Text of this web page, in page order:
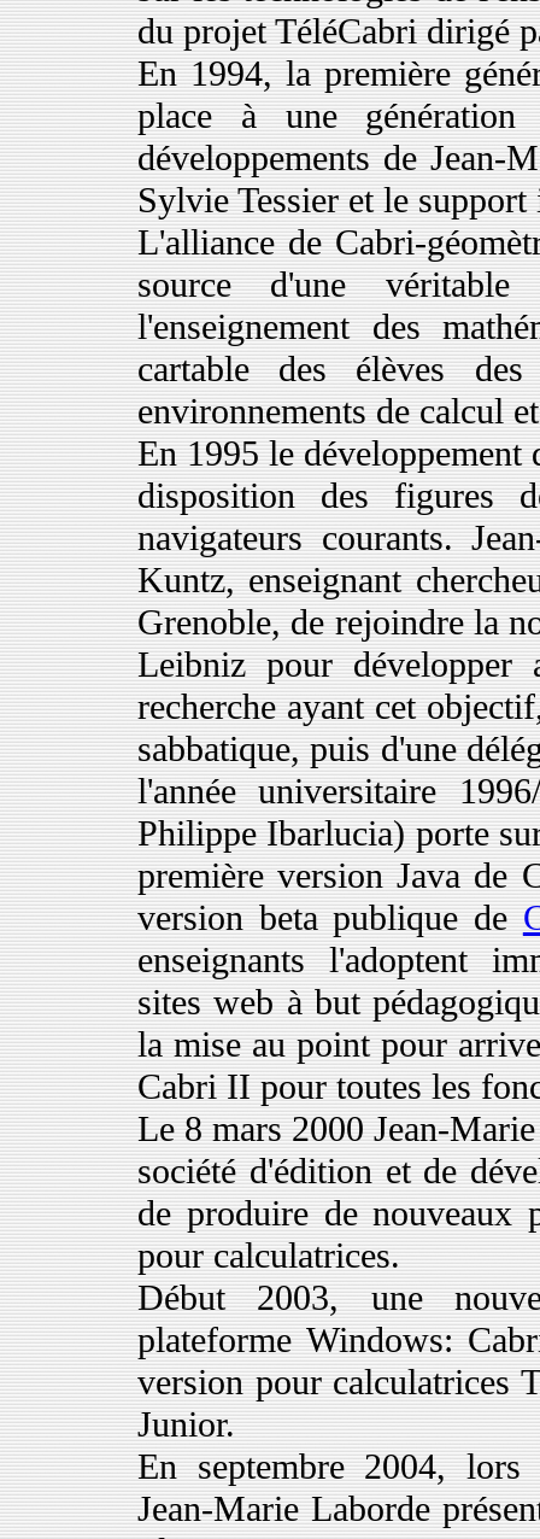
du projet TéléCabri dirigé
En 1994, la première
place à une
développements de Jean-
Sylvie Tessier et le
L'alliance de Cabri-
source d'une
l'enseignement des
cartable des élèves des
environnements de calcul
En 1995 le
disposition des figures
navigateurs courants.
Kuntz, enseignant
Grenoble, de rejoindre la
Leibniz pour
recherche ayant cet
sabbatique, puis d'une
l'année universitaire
Philippe Ibarlucia) porte
première version Java de
version beta publique de
enseignants l'adoptent
sites web à but
la mise au point pour
Cabri II pour toutes les
Le 8 mars 2000 Jean-
société d'édition et de
de produire de nouveaux
pour calculatrices.
Début 2003, une
plateforme Windows:
version pour calculatrices
Junior.
En septembre 2004,
Jean-Marie Laborde